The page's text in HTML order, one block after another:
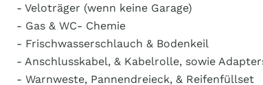
- Veloträger (wenn keine Garage)
- Gas & WC- Chemie
- Frischwasserschlauch & Bodenkeil
- Anschlusskabel, & Kabelrolle, sowie
- Warnweste, Pannendreieck, & Reifenfüllset